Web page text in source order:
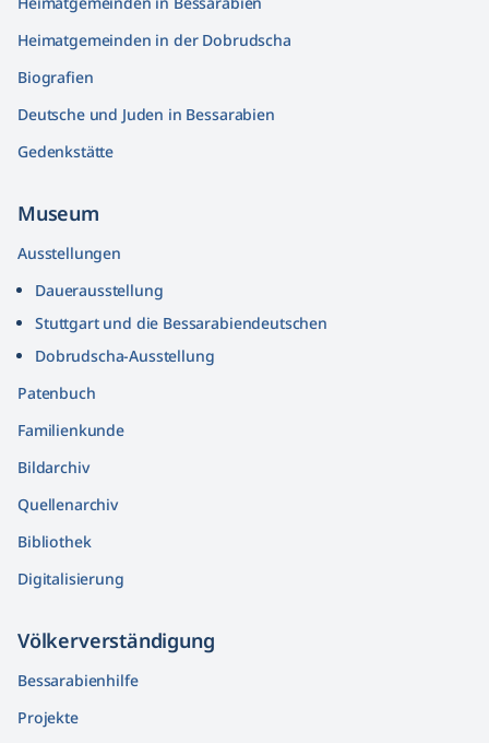
Heimatgemeinden in der Dobrudscha
Biografien
Deutsche und Juden in Bessarabien
Gedenkstätte
Museum
Ausstellungen
Dauerausstellung
Stuttgart und die Bessarabiendeutschen
Dobrudscha­-Ausstellung
Patenbuch
Familienkunde
Bildarchiv
Quellenarchiv
Bibliothek
Digitalisierung
Völkerver­ständigung
Bessarabienhilfe
Projekte